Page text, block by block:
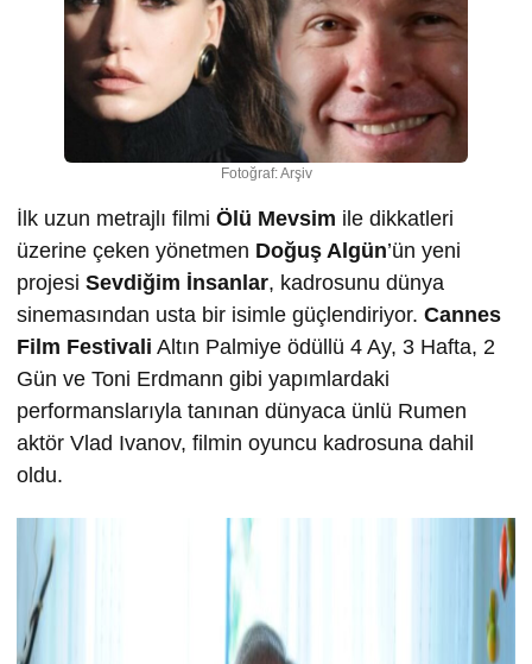
Fotoğraf: Arşiv
İlk uzun metrajlı filmi Ölü Mevsim ile dikkatleri
üzerine çeken yönetmen Doğuş Algün’ün yeni
projesi Sevdiğim İnsanlar, kadrosunu dünya
sinemasından usta bir isimle güçlendiriyor. Cannes
Film Festivali Altın Palmiye ödüllü 4 Ay, 3 Hafta, 2
Gün ve Toni Erdmann gibi yapımlardaki
performanslarıyla tanınan dünyaca ünlü Rumen
aktör Vlad Ivanov, filmin oyuncu kadrosuna dahil
oldu.